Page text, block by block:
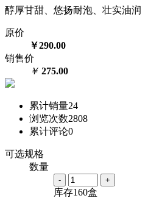
醇厚甘甜、悠扬耐泡、壮实油润
原价
￥290.00
销售价
￥ 275.00
累计销量24
浏览次数2808
累计评论0
可选规格
数量
- +
库存160盒